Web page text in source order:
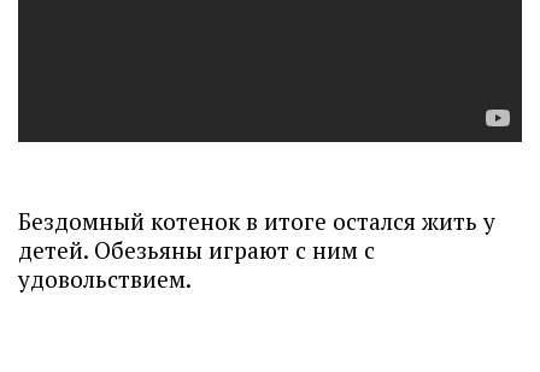
Бездомный котенок в итоге остался жить у
детей. Обезьяны играют с ним с
удовольствием.